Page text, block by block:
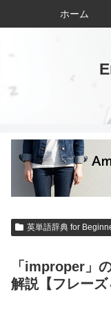
ホーム
英単語辞典 for
「improper」
解説【フレーズ